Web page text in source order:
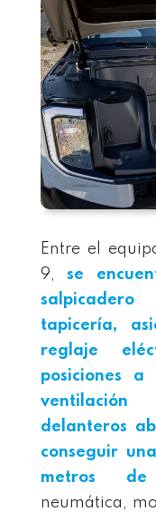
Entre el
9,
se
tapicería,
reglaje
posiciones
delanteros
conseguir
metros de
neumática,